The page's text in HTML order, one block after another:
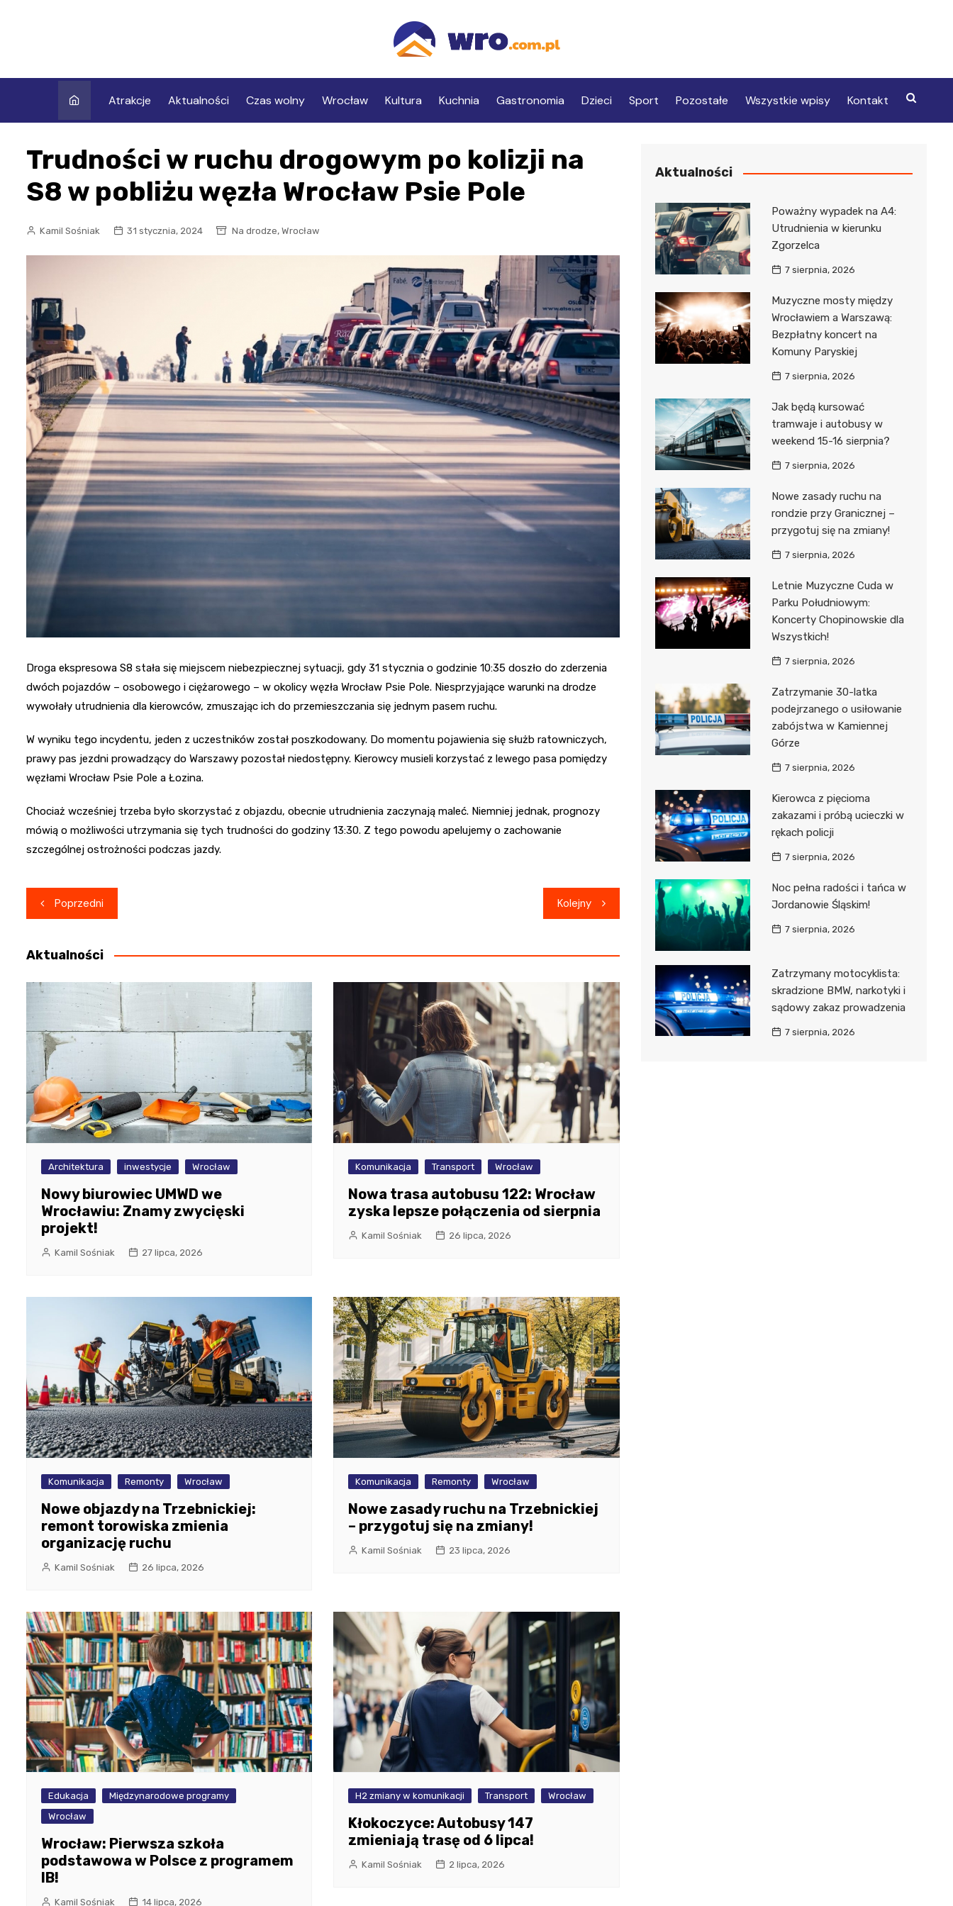
Atrakcje Aktualności Czas wolny Wrocław Kultura Kuchnia Gastronomia Dzieci Sport Pozostałe Wszystkie wpisy Kontakt
Trudności w ruchu drogowym po kolizji na
S8 w pobliżu węzła Wrocław Psie Pole
Kamil Sośniak 31 stycznia, 2024 Na drodze, Wrocław
Droga ekspresowa S8 stała się miejscem niebezpiecznej sytuacji, gdy 31 stycznia o godzinie 10:35 doszło do zderzenia
dwóch pojazdów – osobowego i ciężarowego – w okolicy węzła Wrocław Psie Pole. Niesprzyjające warunki na drodze
wywołały utrudnienia dla kierowców, zmuszając ich do przemieszczania się jednym pasem ruchu.
W wyniku tego incydentu, jeden z uczestników został poszkodowany. Do momentu pojawienia się służb ratowniczych,
prawy pas jezdni prowadzący do Warszawy pozostał niedostępny. Kierowcy musieli korzystać z lewego pasa pomiędzy
węzłami Wrocław Psie Pole a Łozina.
Chociaż wcześniej trzeba było skorzystać z objazdu, obecnie utrudnienia zaczynają maleć. Niemniej jednak, prognozy
mówią o możliwości utrzymania się tych trudności do godziny 13:30. Z tego powodu apelujemy o zachowanie
szczególnej ostrożności podczas jazdy.
Nawigacja
wpisu
Poprzedni Kolejny
Aktualności
Architektura inwestycje Wrocław
Nowy biurowiec UMWD we
Wrocławiu: Znamy zwycięski
projekt!
Kamil Sośniak 27 lipca, 2026
Komunikacja Transport Wrocław
Nowa trasa autobusu 122: Wrocław
zyska lepsze połączenia od sierpnia
Kamil Sośniak 26 lipca, 2026
Komunikacja Remonty Wrocław
Nowe objazdy na Trzebnickiej:
remont torowiska zmienia
organizację ruchu
Kamil Sośniak 26 lipca, 2026
Komunikacja Remonty Wrocław
Nowe zasady ruchu na Trzebnickiej
– przygotuj się na zmiany!
Kamil Sośniak 23 lipca, 2026
Edukacja
Międzynarodowe programy
Wrocław
Wrocław: Pierwsza szkoła
podstawowa w Polsce z programem
IB!
Kamil Sośniak 14 lipca, 2026
H2 zmiany w komunikacji Transport Wrocław
Kłokoczyce: Autobusy 147
zmieniają trasę od 6 lipca!
Kamil Sośniak 2 lipca, 2026
Aktualności
Poważny wypadek na A4:
Utrudnienia w kierunku
Zgorzelca
7 sierpnia, 2026
Muzyczne mosty między
Wrocławiem a Warszawą:
Bezpłatny koncert na
Komuny Paryskiej
7 sierpnia, 2026
Jak będą kursować
tramwaje i autobusy w
weekend 15-16 sierpnia?
7 sierpnia, 2026
Nowe zasady ruchu na
rondzie przy Granicznej –
przygotuj się na zmiany!
7 sierpnia, 2026
Letnie Muzyczne Cuda w
Parku Południowym:
Koncerty Chopinowskie dla
Wszystkich!
7 sierpnia, 2026
Zatrzymanie 30-latka
podejrzanego o usiłowanie
zabójstwa w Kamiennej
Górze
7 sierpnia, 2026
Kierowca z pięcioma
zakazami i próbą ucieczki w
rękach policji
7 sierpnia, 2026
Noc pełna radości i tańca w
Jordanowie Śląskim!
7 sierpnia, 2026
Zatrzymany motocyklista:
skradzione BMW, narkotyki i
sądowy zakaz prowadzenia
7 sierpnia, 2026